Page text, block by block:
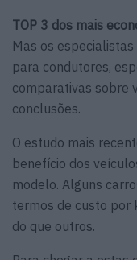
TOP 3 dos mais
Mas os especialistas
para condutores,
comparativas sobre
conclusões.
O estudo mais
benefício dos
modelo. Alguns
termos de custo por
do que outros.